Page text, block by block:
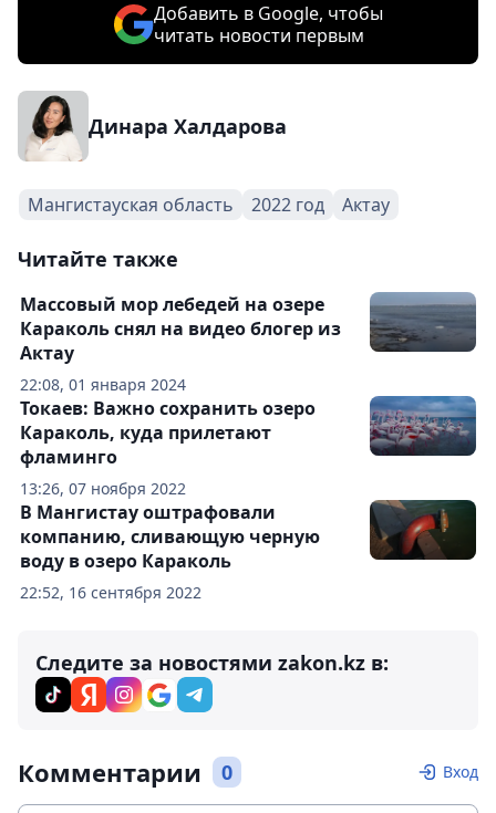
Добавить в Google, чтобы
читать новости первым
Динара Халдарова
Мангистауская область 2022 год Актау
Читайте также
22:08, 01 января 2024
Массовый мор лебедей на озере
Караколь снял на видео блогер из
Актау
13:26, 07 ноября 2022
Токаев: Важно сохранить озеро
Караколь, куда прилетают
фламинго
22:52, 16 сентября 2022
В Мангистау оштрафовали
компанию, сливающую черную
воду в озеро Караколь
Следите за новостями zakon.kz в:
Комментарии 0 Вход